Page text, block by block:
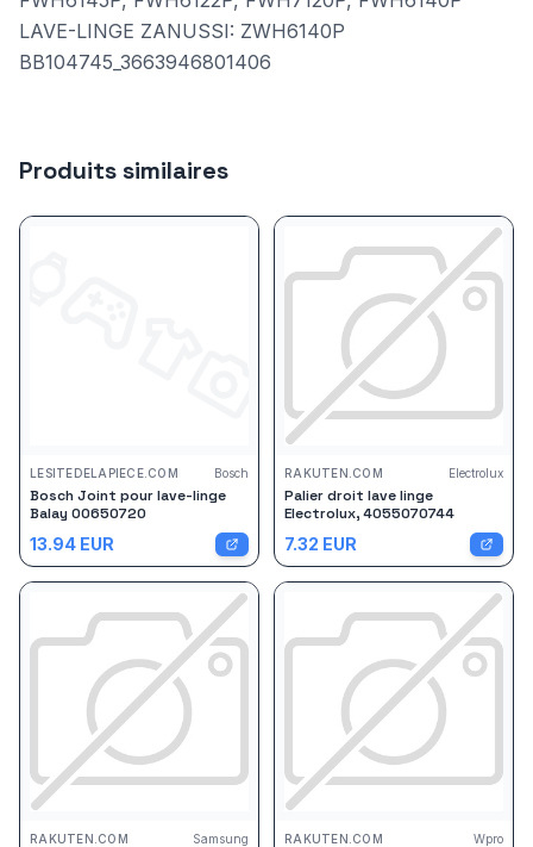
LAVE-LINGE ZANUSSI: ZWH6140P
BB104745_3663946801406
Produits similaires
LESITEDELAPIECE.COM Bosch
Bosch Joint pour lave-linge
Balay 00650720
13.94 EUR
RAKUTEN.COM Electrolux
Palier droit lave linge
Electrolux, 4055070744
7.32 EUR
RAKUTEN.COM Samsung RAKUTEN.COM Wpro